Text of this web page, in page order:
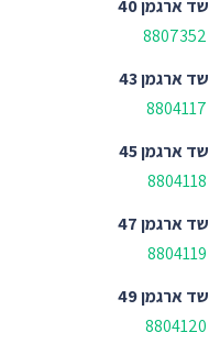
שד ארגמן 40
שד ארגמן 43
שד ארגמן 45
שד ארגמן 47
שד ארגמן 49